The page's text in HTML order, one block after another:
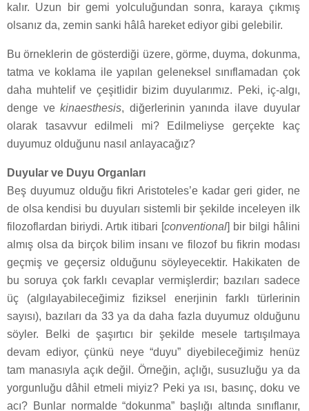
kalır. Uzun bir gemi yolculuğundan sonra, karaya çıkmış
olsanız da, zemin sanki hâlâ hareket ediyor gibi gelebilir.
Bu örneklerin de gösterdiği üzere, görme, duyma, dokunma,
tatma ve koklama ile yapılan geleneksel sınıflamadan çok
daha muhtelif ve çeşitlidir bizim duyularımız. Peki, iç-algı,
denge vekinaesthesis, diğerlerinin yanında ilave duyular
olarak tasavvur edilmeli mi? Edilmeliyse gerçekte kaç
duyumuz olduğunu nasıl anlayacağız?
Duyular ve Duyu Organları
Beş duyumuz olduğu fikri Aristoteles’e kadar geri gider, ne
de olsa kendisi bu duyuları sistemli bir şekilde inceleyen ilk
filozoflardan biriydi. Artık itibari [conventional] bir bilgi hâlini
almış olsa da birçok bilim insanı ve filozof bu fikrin modası
geçmiş ve geçersiz olduğunu söyleyecektir. Hakikaten de
bu soruya çok farklı cevaplar vermişlerdir; bazıları sadece
üç (algılayabileceğimiz fiziksel enerjinin farklı türlerinin
sayısı), bazıları da 33 ya da daha fazla duyumuz olduğunu
söyler. Belki de şaşırtıcı bir şekilde mesele tartışılmaya
devam ediyor, çünkü neye “duyu” diyebileceğimiz henüz
tam manasıyla açık değil. Örneğin, açlığı, susuzluğu ya da
yorgunluğu dâhil etmeli miyiz? Peki ya ısı, basınç, doku ve
acı? Bunlar normalde “dokunma” başlığı altında sınıflanır,